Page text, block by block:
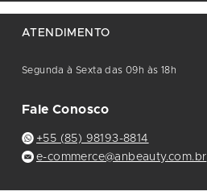
ATENDIMENTO
Segunda à Sexta das 09h às 18h
Fale Conosco
+55 (85) 98193-8814
e-commerce@anbeauty.com.br